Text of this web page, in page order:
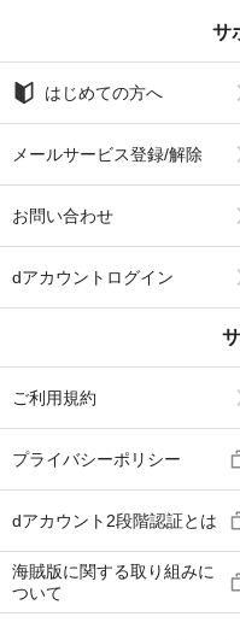
サ
はじめての方へ
メールサービス登録/解除
お問い合わせ
dアカウントログイン
ご利用規約
プライバシーポリシー
dアカウント2段階認証とは
海賊版に関する取り組みに
ついて